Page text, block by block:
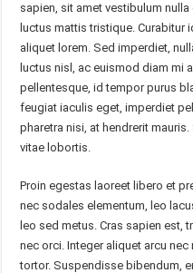
sapien, sit amet vestibulum
luctus mattis tristique. Curabitur
aliquet lorem. Sed imperdiet,
luctus nisl, ac euismod diam mi
pellentesque, id tempor purus
feugiat iaculis eget, imperdiet
pharetra nisi, at hendrerit
vitae lobortis.
Proin egestas laoreet libero et
nec sodales elementum, leo
leo sed metus. Cras sapien est,
nec orci. Integer aliquet arcu
tortor. Suspendisse bibendum,